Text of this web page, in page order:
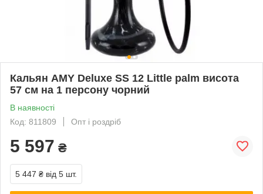
Кальян AMY Deluxe SS 12 Little palm висота
57 см на 1 персону чорний
В наявності
Код: 811809
Опт і роздріб
5 597 ₴
5 447 ₴ від 5 шт.